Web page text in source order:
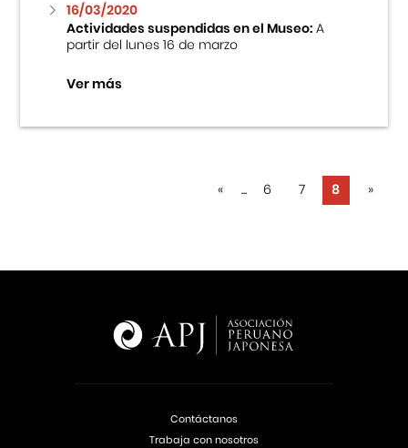
16/03/2020
Actividades suspendidas en el Museo:A
partir del lunes 16 de marzo
Ver más
« ... 6 7 8 »
Contáctanos
Trabaja con nosotros